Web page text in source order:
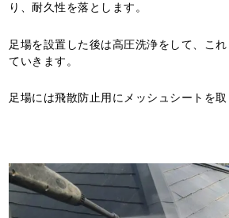
り、耐久性を落とします。
足場を設置した後は高圧洗浄をして、こ
ていきます。
足場には飛散防止用にメッシュシートを取